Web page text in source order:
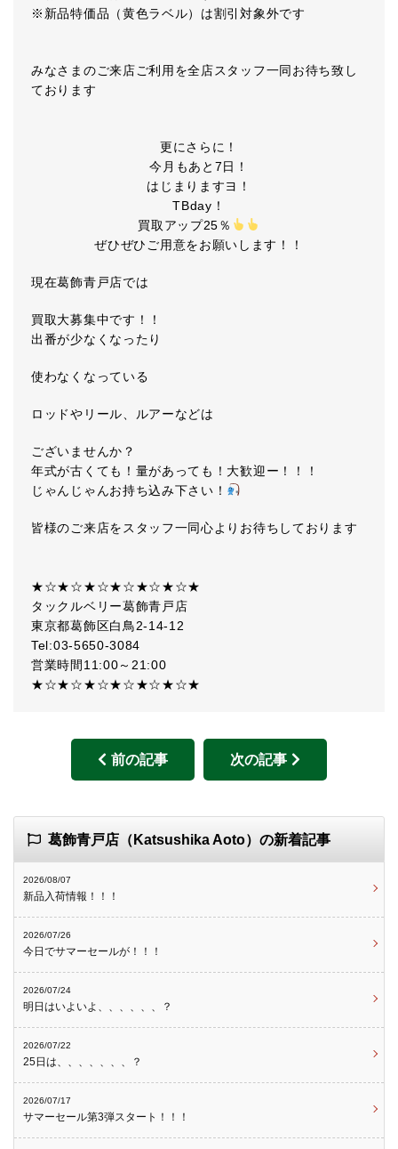
※新品特価品（黄色ラベル）は割引対象外です
みなさまのご来店ご利用を全店スタッフ一同お待ち致し
ております
更にさらに！
今月もあと7日！
はじまりますヨ！
TBday！
買取アップ25％
ぜひぜひご用意をお願いします！！
現在葛飾青戸店では
買取大募集中です！！
出番が少なくなったり
使わなくなっている
ロッドやリール、ルアーなどは
ございませんか？
年式が古くても！量があっても！大歓迎ー！！！
じゃんじゃんお持ち込み下さい！
皆様のご来店をスタッフ一同心よりお待ちしております
★☆★☆★☆★☆★☆★☆★
タックルベリー葛飾青戸店
東京都葛飾区白鳥2-14-12
Tel:03-5650-3084
営業時間11:00～21:00
★☆★☆★☆★☆★☆★☆★
前の記事 次の記事
葛飾青戸店（Katsushika Aoto）の新着記事
2026/08/07
新品入荷情報！！！
2026/07/26
今日でサマーセールが！！！
2026/07/24
明日はいよいよ、、、、、、？
2026/07/22
25日は、、、、、、、？
2026/07/17
サマーセール第3弾スタート！！！